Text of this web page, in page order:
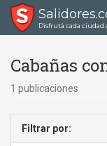
Disfrutá cada
Cabañas
1 publicaciones
Filtrar por: